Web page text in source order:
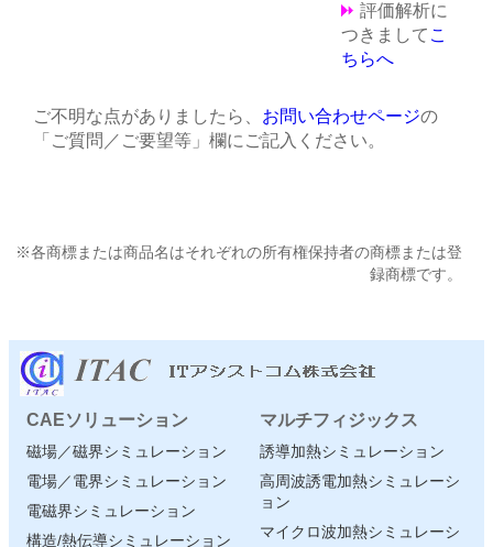
評価解析に
つきまして こ
ちらへ
ご不明な点がありましたら、 お問い合わせページの
「ご質問／ご要望等」欄にご記入ください。
※各商標または商品名はそれぞれの所有権保持者の商標または登
録商標です。
CAEソリューション
磁場／磁界シミュレーション
電場／電界シミュレーション
電磁界シミュレーション
構造/熱伝導シミュレーション
マルチフィジックス
誘導加熱シミュレーション
高周波誘電加熱シミュレーシ
ョン
マイクロ波加熱シミュレーシ